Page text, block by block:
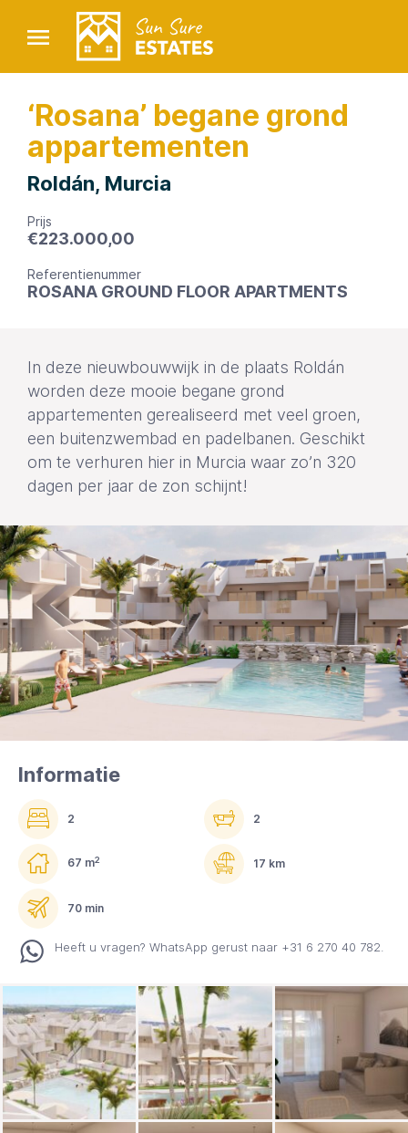
‘Rosana’ begane grond
appartementen
Roldán, Murcia
Prijs
€223.000,00
Referentienummer
ROSANA GROUND FLOOR APARTMENTS
In deze nieuwbouwwijk in de plaats Roldán
worden deze mooie begane grond
appartementen gerealiseerd met veel groen,
een buitenzwembad en padelbanen. Geschikt
om te verhuren hier in Murcia waar zo’n 320
dagen per jaar de zon schijnt!
Informatie
2 2
67 m2 17 km
70 min
Heeft u vragen? WhatsApp gerust naar +31 6 270 40 782.